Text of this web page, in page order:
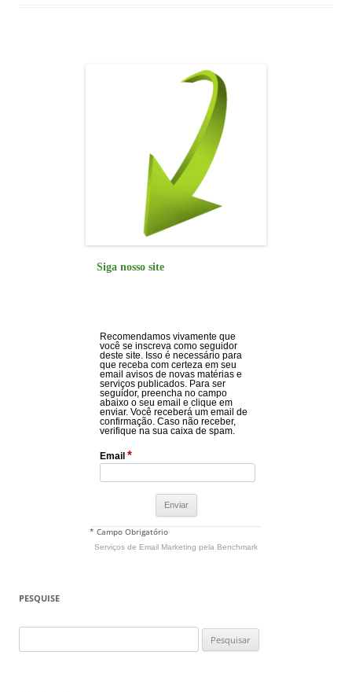
Siga nosso site
Recomendamos vivamente que
você se inscreva como seguidor
deste site. Isso é necessário para
que receba com certeza em seu
email avisos de novas matérias e
serviços publicados. Para ser
seguidor, preencha no campo
abaixo o seu email e clique em
enviar. Você receberá um email de
confirmação. Caso não receber,
verifique na sua caixa de spam.
Email *
* Campo Obrigatório
Serviços de Email Marketing pela Benchmark
PESQUISE
por: